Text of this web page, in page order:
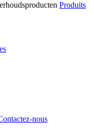
Produits
nous